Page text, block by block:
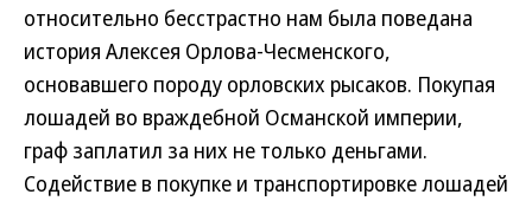
относительно бесстрастно нам была поведана
история Алексея Орлова-Чесменского,
основавшего породу орловских рысаков. Покупая
лошадей во враждебной Османской империи,
граф заплатил за них не только деньгами.
Содействие в покупке и транспортировке лошадей